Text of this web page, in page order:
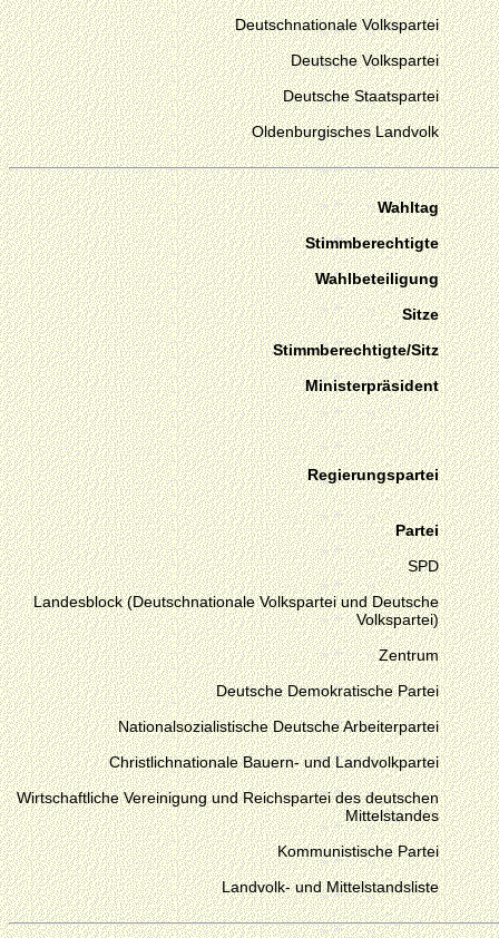
Deutschnationale Volkspartei
Deutsche Volkspartei
Deutsche Staatspartei
Oldenburgisches Landvolk
Wahltag
Stimmberechtigte
Wahlbeteiligung
Sitze
Stimmberechtigte/Sitz
Ministerpräsident
Regierungspartei
Partei
SPD
Landesblock (Deutschnationale Volkspartei und Deutsche
Volkspartei)
Zentrum
Deutsche Demokratische Partei
Nationalsozialistische Deutsche Arbeiterpartei
Christlichnationale Bauern- und Landvolkpartei
Wirtschaftliche Vereinigung und Reichspartei des deutschen
Mittelstandes
Kommunistische Partei
Landvolk- und Mittelstandsliste